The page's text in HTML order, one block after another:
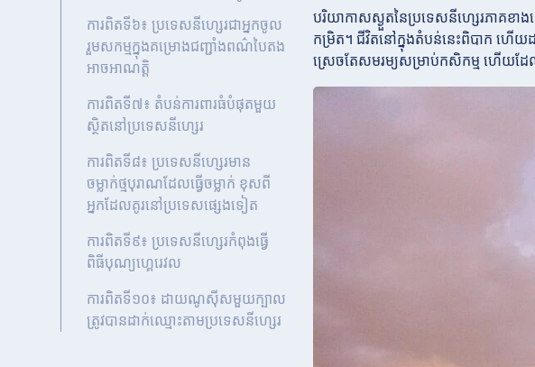
ការពិតទី៦៖ ប្រទេសនីហ្សេរជាអ្នកចូល
រួមសកម្មក្នុងគម្រោងជញ្ជាំងពណ៌បៃតង
អាចអាណត្តិ
ការពិតទី៧៖ តំបន់ការពារធំបំផុតមួយ
ស្ថិតនៅប្រទេសនីហ្សេរ
ការពិតទី៨៖ ប្រទេសនីហ្សេរមាន
ចម្លាក់ថ្មបុរាណដែលធ្វើចម្លាក់ ខុសពី
អ្នកដែលគូរនៅប្រទេសផ្សេងទៀត
ការពិតទី៩៖ ប្រទេសនីហ្សេរកំពុងធ្វើ
ពិធីបុណ្យហ្គេរេវល
ការពិតទី១០៖ ដាយណូសុីសមួយក្បាល
ត្រូវបានដាក់ឈ្មោះតាមប្រទេសនីហ្សេរ
បរិយាកាសស្ងួតនៃប្រទេសនីហ្សេរភាគខា
កម្រិត។ ជីវិតនៅក្នុងតំបន់នេះពិបាក ហើយ
ស្រេចតែសមរម្យសម្រាប់កសិកម្ម ហើយដ